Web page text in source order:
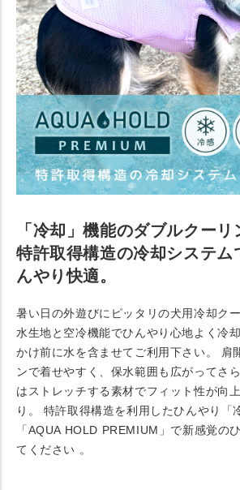
「冷却」機能のダブルクーリ
特許取得構造の冷却システム
んやり快適。
暑い日の外遊びにピッタリの犬用冷却ク
水生地と空冷機能でひんやり心地よく冷
かけ前に水を含ませてご利用下さい。 肩
ンで着せやすく、保水範囲も広がってさ
はストレッチする素材でフィット性が向
り。 特許取得構造を利用したひんやり「
「AQUA HOLD PREMIUM」で新感覚の
てください 。